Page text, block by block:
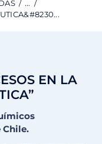
...
EN LA
Chile.